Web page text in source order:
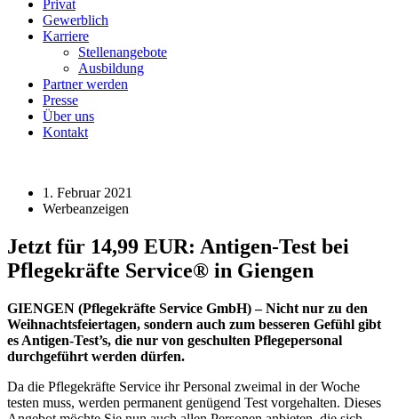
Privat
Gewerblich
Karriere
Stellenangebote
Ausbildung
Partner werden
Presse
Über uns
Kontakt
1. Februar 2021
Werbeanzeigen
Jetzt für 14,99 EUR: Antigen-Test bei
Pflegekräfte Service® in Giengen
GIENGEN (Pflegekräfte Service GmbH) – Nicht nur zu den
Weihnachtsfeiertagen, sondern auch zum besseren Gefühl gibt
es Antigen-Test’s, die nur von geschulten Pflegepersonal
durchgeführt werden dürfen.
Da die Pflegekräfte Service ihr Personal zweimal in der Woche
testen muss, werden permanent genügend Test vorgehalten. Dieses